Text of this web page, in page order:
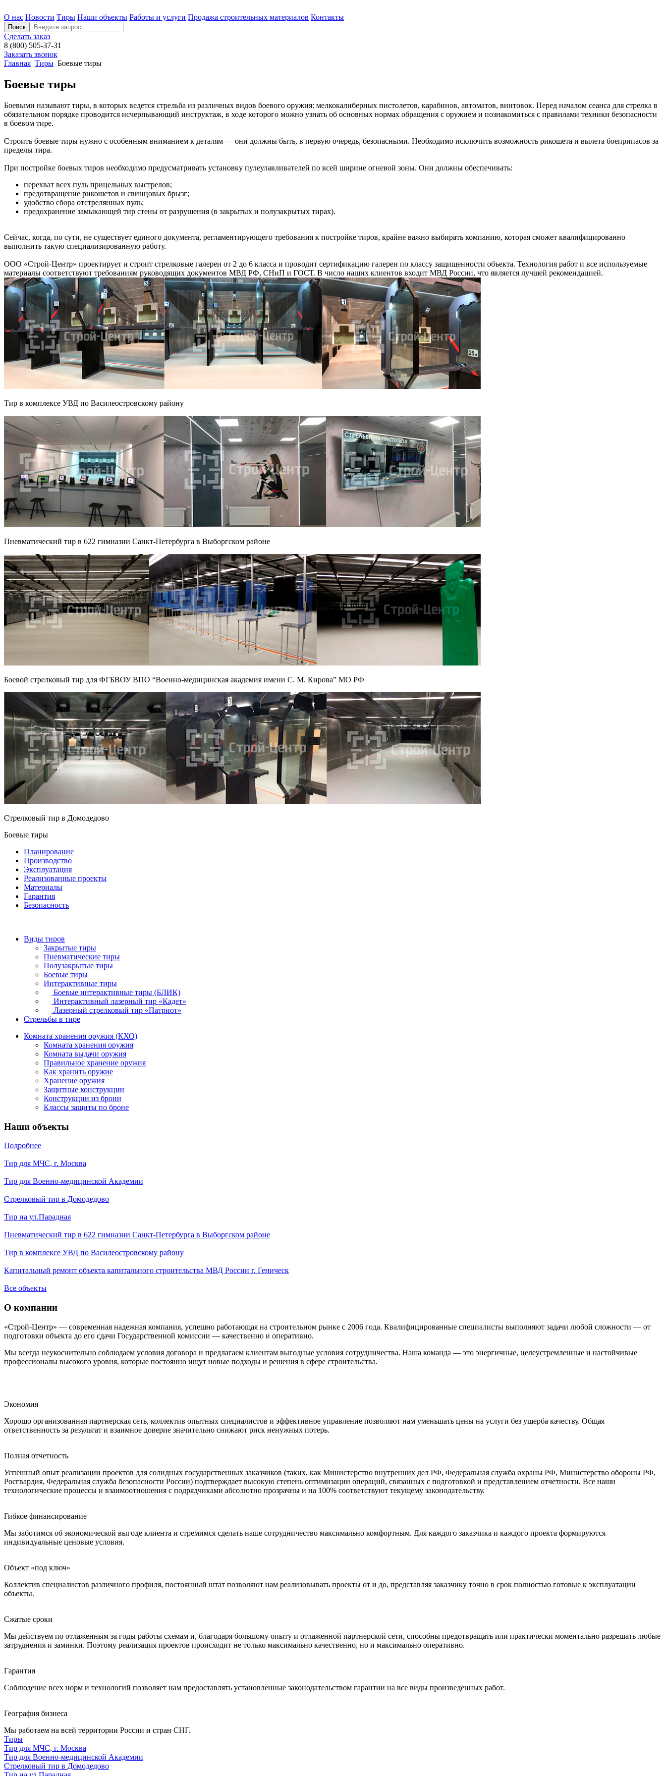
О нас Новости Тиры Наши объекты Работы и услуги Продажа строительных материалов Контакты
Сделать заказ
8 (800) 505-37-31
Заказать звонок
Главная Тиры Боевые тиры
Боевые тиры
Боевыми называют тиры, в которых ведется стрельба из различных видов боевого оружия: мелкокалиберных пистолетов, карабинов, автоматов, винтовок. Перед началом сеанса для стрелка в
обязательном порядке проводится исчерпывающий инструктаж, в ходе которого можно узнать об основных нормах обращения с оружием и познакомиться с правилами техники безопасности
в боевом тире.
Строить боевые тиры нужно с особенным вниманием к деталям — они должны быть, в первую очередь, безопасными. Необходимо исключить возможность рикошета и вылета боеприпасов за
пределы тира.
При постройке боевых тиров необходимо предусматривать установку пулеулавливателей по всей ширине огневой зоны. Они должны обеспечивать:
перехват всех пуль прицельных выстрелов;
предотвращение рикошетов и свинцовых брызг;
удобство сбора отстрелянных пуль;
предохранение замыкающей тир стены от разрушения (в закрытых и полузакрытых тирах).
Сейчас, когда, по сути, не существует единого документа, регламентирующего требования к постройке тиров, крайне важно выбирать компанию, которая сможет квалифицированно
выполнить такую специализированную работу.
ООО «Строй-Центр» проектирует и строит стрелковые галереи от 2 до 6 класса и проводит сертификацию галереи по классу защищенности объекта. Технология работ и все используемые
материалы соответствуют требованиям руководящих документов МВД РФ, СНиП и ГОСТ. В число наших клиентов входит МВД России, что является лучшей рекомендацией.
Тир в комплексе УВД по Василеостровскому району
Пневматический тир в 622 гимназии Санкт-Петербурга в Выборгском районе
Боевой стрелковый тир для ФГБВОУ ВПО “Военно-медицинская академия имени С. М. Кирова” МО РФ
Стрелковый тир в Домодедово
Боевые тиры
Планирование
Производство
Эксплуатация
Реализованные проекты
Материалы
Гарантия
Безопасность
Виды тиров
Закрытые тиры
Пневматические тиры
Полузакрытые тиры
Боевые тиры
Интерактивные тиры
Боевые интерактивные тиры (БЛИК)
Интерактивный лазерный тир «Кадет»
Лазерный стрелковый тир «Патриот»
Стрельбы в тире
Комната хранения оружия (КХО)
Комната хранения оружия
Комната выдачи оружия
Правильное хранение оружия
Как хранить оружие
Хранение оружия
Защитные конструкции
Конструкции из брони
Классы защиты по броне
Наши объекты
Подробнее
Тир для МЧС, г. Москва
Тир для Военно-медицинской Академии
Стрелковый тир в Домодедово
Тир на ул.Парадная
Пневматический тир в 622 гимназии Санкт-Петербурга в Выборгском районе
Тир в комплексе УВД по Василеостровскому району
Капитальный ремонт объекта капитального строительства МВД России г. Геническ
Все объекты
О компании
«Строй-Центр» — современная надежная компания, успешно работающая на строительном рынке с 2006 года. Квалифицированные специалисты выполняют задачи любой сложности — от
подготовки объекта до его сдачи Государственной комиссии — качественно и оперативно.
Мы всегда неукоснительно соблюдаем условия договора и предлагаем клиентам выгодные условия сотрудничества. Наша команда — это энергичные, целеустремленные и настойчивые
профессионалы высокого уровня, которые постоянно ищут новые подходы и решения в сфере строительства.
Экономия
Хорошо организованная партнерская сеть, коллектив опытных специалистов и эффективное управление позволяют нам уменьшать цены на услуги без ущерба качеству. Общая
ответственность за результат и взаимное доверие значительно снижают риск ненужных потерь.
Полная отчетность
Успешный опыт реализации проектов для солидных государственных заказчиков (таких, как Министерство внутренних дел РФ, Федеральная служба охраны РФ, Министерство обороны РФ,
Росгвардия, Федеральная служба безопасности России) подтверждает высокую степень оптимизации операций, связанных с подготовкой и представлением отчетности. Все наши
технологические процессы и взаимоотношения с подрядчиками абсолютно прозрачны и на 100% соответствуют текущему законодательству.
Гибкое финансирование
Мы заботимся об экономической выгоде клиента и стремимся сделать наше сотрудничество максимально комфортным. Для каждого заказчика и каждого проекта формируются
индивидуальные ценовые условия.
Объект «под ключ»
Коллектив специалистов различного профиля, постоянный штат позволяют нам реализовывать проекты от и до, представляя заказчику точно в срок полностью готовые к эксплуатации
объекты.
Сжатые сроки
Мы действуем по отлаженным за годы работы схемам и, благодаря большому опыту и отлаженной партнерской сети, способны предотвращать или практически моментально разрешать любые
затруднения и заминки. Поэтому реализация проектов происходит не только максимально качественно, но и максимально оперативно.
Гарантия
Соблюдение всех норм и технологий позволяет нам предоставлять установленные законодательством гарантии на все виды произведенных работ.
География бизнеса
Мы работаем на всей территории России и стран СНГ.
Тиры
Тир для МЧС, г. Москва
Тир для Военно-медицинской Академии
Стрелковый тир в Домодедово